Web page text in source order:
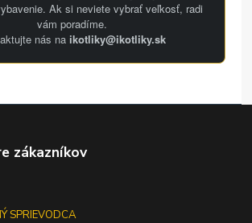
Ak si neviete vybrať veľkosť, radi
vám poradíme.
nás na ikotliky@ikotliky.sk
zákazníkov
SPRIEVODCA